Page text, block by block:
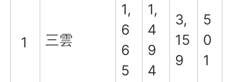
1 三雲
1,
6
6
5
1,
4
9
4
3,
15
9
5
0
1